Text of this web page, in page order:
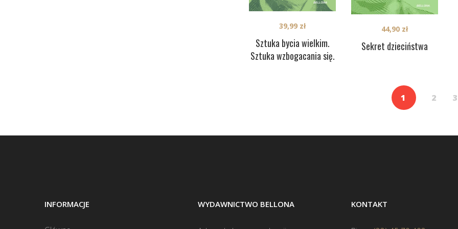
Sztuka bycia wielkim.
Sztuka wzbogacania się.
39,99 zł
Sekret dzieciństwa
44,90 zł
1 2 3
INFORMACJE WYDAWNICTWO BELLONA KONTAKT